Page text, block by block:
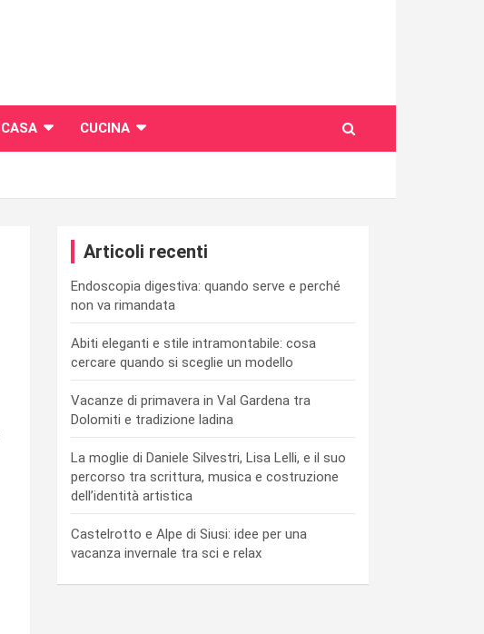
CASA CUCINA
Articoli recenti
Endoscopia digestiva: quando serve e perché
non va rimandata
Abiti eleganti e stile intramontabile: cosa
cercare quando si sceglie un modello
Vacanze di primavera in Val Gardena tra
Dolomiti e tradizione ladina
La moglie di Daniele Silvestri, Lisa Lelli, e il suo
percorso tra scrittura, musica e costruzione
dell’identità artistica
Castelrotto e Alpe di Siusi: idee per una
vacanza invernale tra sci e relax